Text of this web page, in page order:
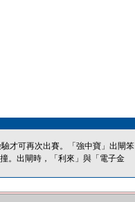
才可再次出賽。「強中寶」出閘笨
。出閘時，「利來」與「電子金